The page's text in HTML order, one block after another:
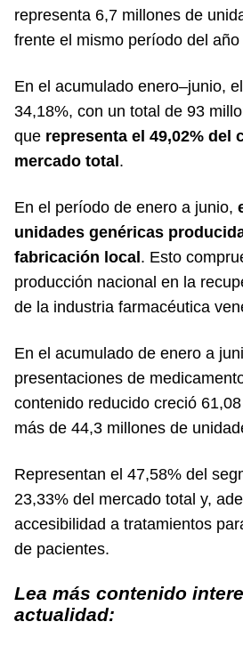
representa 6,7 millones de
frente el mismo período del año
En el acumulado enero–junio,
34,18%, con un total de 93
que representa el 49,02% del
mercado total.
En el período de enero a junio,
unidades genéricas
fabricación local. Esto
producción nacional en la
de la industria farmacéutica
En el acumulado de enero a
presentaciones de
contenido reducido creció
más de 44,3 millones de
Representan el 47,58% del
23,33% del mercado total y,
accesibilidad a tratamientos
de pacientes.
Lea más contenido
actualidad: